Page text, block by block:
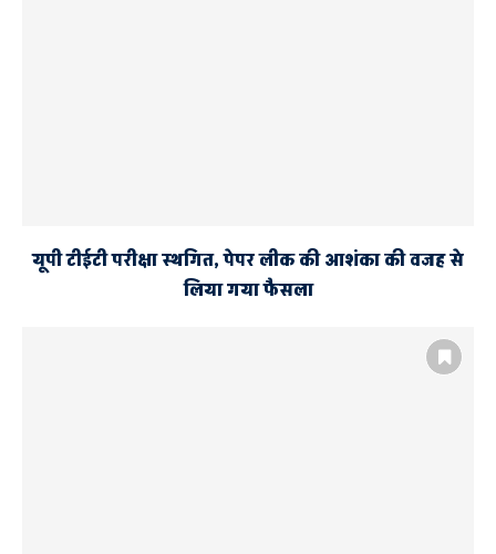
यूपी टीईटी परीक्षा स्थगित, पेपर लीक की आशंका की वजह से
लिया गया फैसला